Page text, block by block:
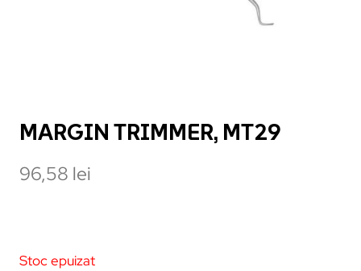
MARGIN TRIMMER, MT29
96,58 lei
Stoc epuizat